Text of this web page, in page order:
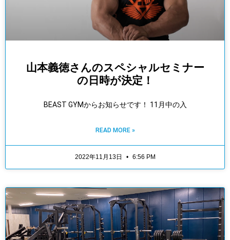
山本義徳さんのスペシャルセミナー
の日時が決定！
BEAST GYMからお知らせです！ 11月中の入
READ MORE »
2022年11月13日 6:56 PM